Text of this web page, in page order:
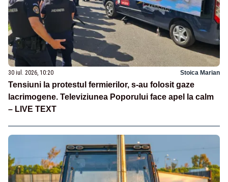
30 iul. 2026, 10:20 Stoica Marian
Tensiuni la protestul fermierilor, s-au folosit gaze
lacrimogene. Televiziunea Poporului face apel la calm
– LIVE TEXT